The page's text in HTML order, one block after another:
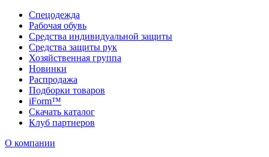
Спецодежда
Рабочая обувь
Средства индивидуальной защиты
Средства защиты рук
Хозяйственная группа
Новинки
Распродажа
Подборки товаров
iForm™
Скачать каталог
Клуб партнеров
О компании